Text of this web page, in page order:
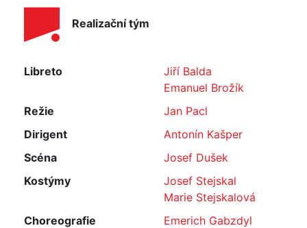
Realizační tým
Libreto
Jiří Balda
Emanuel Brožík
Režie
Jan Pacl
Dirigent
Antonín Kašper
Scéna
Josef Dušek
Kostýmy
Josef Stejskal
Marie Stejskalová
Choreografie
Emerich Gabzdyl